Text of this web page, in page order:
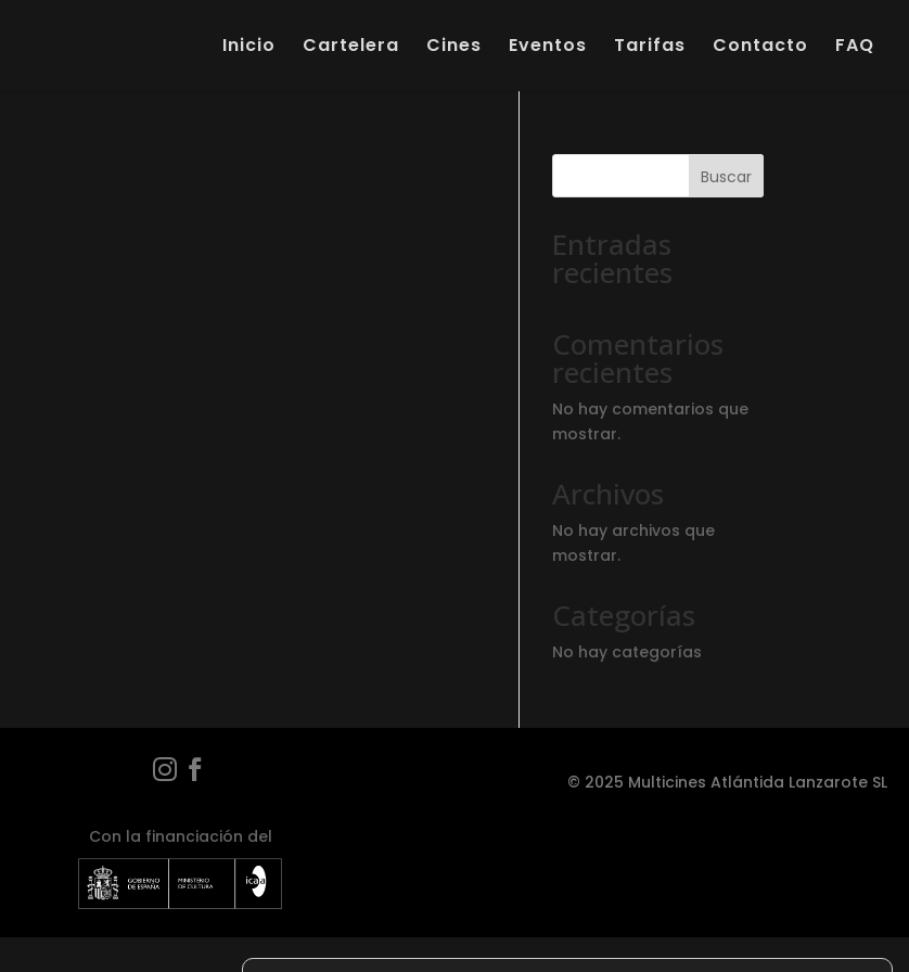
Inicio Cartelera Cines Eventos Tarifas Contacto FAQ
Buscar
Entradas
recientes
Comentarios
recientes
No hay comentarios que
mostrar.
Archivos
No hay archivos que
mostrar.
Categorías
No hay categorías
 
© 2025 Multicines Atlántida Lanzarote SL
Con la financiación del